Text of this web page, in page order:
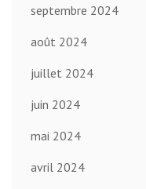
septembre 2024
août 2024
juillet 2024
juin 2024
mai 2024
avril 2024